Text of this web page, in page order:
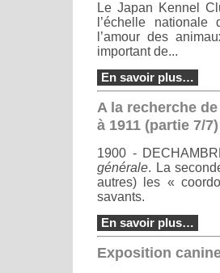
Le Japan Kennel
l’échelle
l’amour des
important de...
En savoir plus…
A la recherche
à 1911 (partie 7/7)
1900 -
générale. La
autres) les «
savants.
En savoir plus…
Exposition